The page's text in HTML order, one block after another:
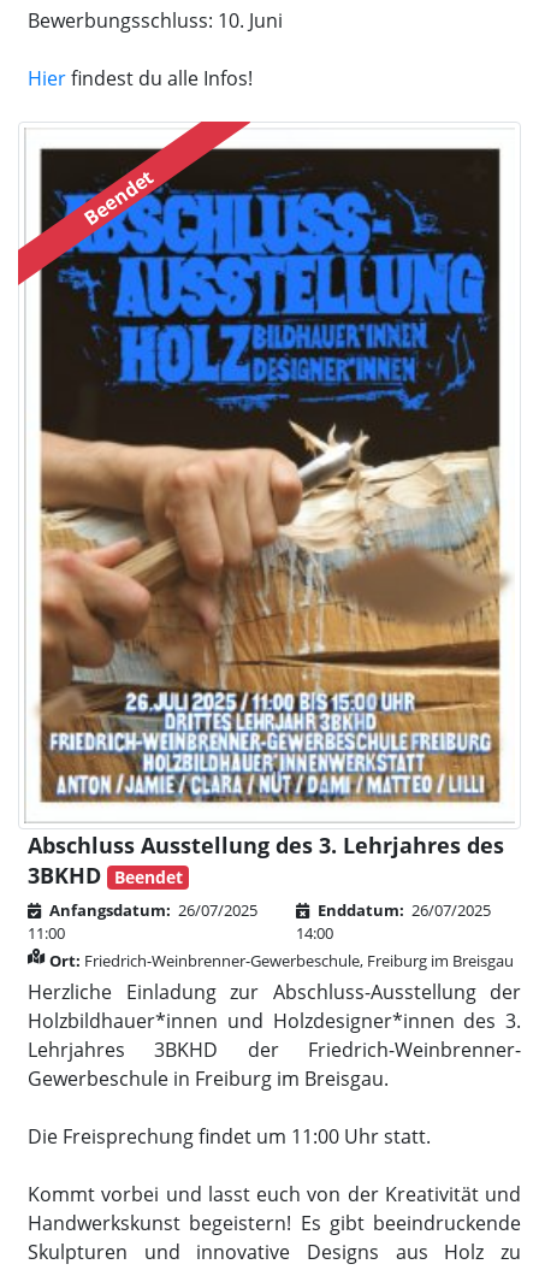
Bewerbungsschluss: 10. Juni
Hierfindest du alle Infos!
Beendet
Abschluss Ausstellung des 3. Lehrjahres des
3BKHD
Beendet
Anfangsdatum: 26/07/2025
11:00
Enddatum: 26/07/2025
14:00
Ort: Friedrich-Weinbrenner-Gewerbeschule, Freiburg im Breisgau
Herzliche Einladung zur Abschluss-Ausstellung der
Holzbildhauer*innen und Holzdesigner*innen des 3.
Lehrjahres 3BKHD der Friedrich-Weinbrenner-
Gewerbeschule in Freiburg im Breisgau.
Die Freisprechung findet um 11:00 Uhr statt.
Kommt vorbei und lasst euch von der Kreativität und
Handwerkskunst begeistern! Es gibt beeindruckende
Skulpturen und innovative Designs aus Holz zu